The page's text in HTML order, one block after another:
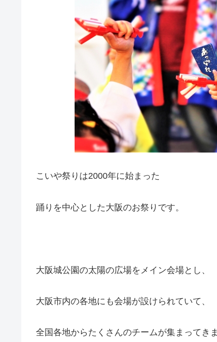
こいや祭りは2000年に始まった
踊りを中心とした大阪のお祭りです。
大阪城公園の太陽の広場をメイン会場とし、
大阪市内の各地にも会場が設けられていて、
全国各地からたくさんのチームが集まってきま